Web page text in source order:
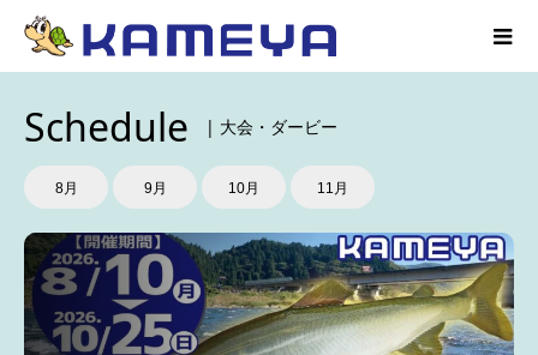
Schedule | 大会・ダービー
8月 9月 10月 11月